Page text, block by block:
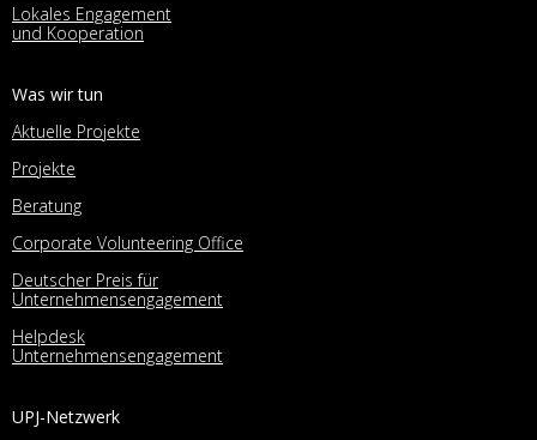
Lokales Engagement
und Kooperation
Was wir tun
Aktuelle Projekte
Projekte
Beratung
Corporate Volunteering Office
Deutscher Preis für
Unternehmensengagement
Helpdesk
Unternehmensengagement
UPJ-Netzwerk